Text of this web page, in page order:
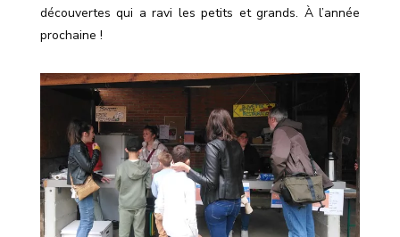
découvertes qui a ravi les petits et grands. À l’année
prochaine !